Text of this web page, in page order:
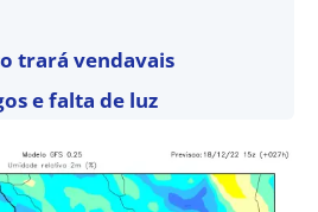
trará vendavais
e falta de luz